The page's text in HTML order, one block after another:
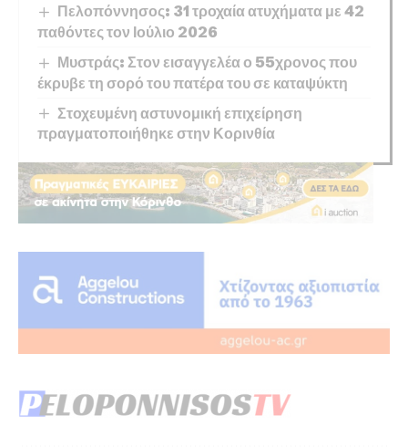
Πελοπόννησος: 31 τροχαία ατυχήματα με 42
παθόντες τον Ιούλιο 2026
Μυστράς: Στον εισαγγελέα ο 55χρονος που
έκρυβε τη σορό του πατέρα του σε καταψύκτη
Στοχευμένη αστυνομική επιχείρηση
πραγματοποιήθηκε στην Κορινθία